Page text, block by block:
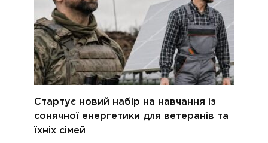
Стартує новий набір на навчання із
сонячної енергетики для ветеранів та
їхніх сімей